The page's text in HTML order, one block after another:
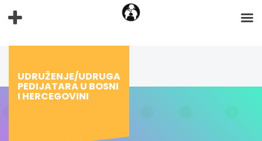
na
UDRUŽENJE/UDRUGA
PEDIJATARA U BOSNI
I HERCEGOVINI